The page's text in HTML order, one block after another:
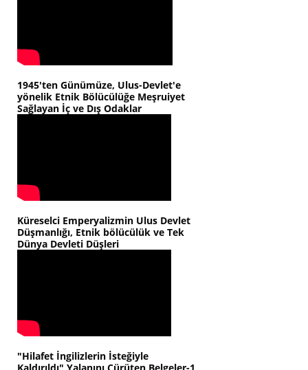
1945'ten Günümüze, Ulus-Devlet'e
yönelik Etnik Bölücülüğe Meşruiyet
Sağlayan İç ve Dış Odaklar
Küreselci Emperyalizmin Ulus Devlet
Düşmanlığı, Etnik bölücülük ve Tek
Dünya Devleti Düşleri
"Hilafet İngilizlerin İsteğiyle